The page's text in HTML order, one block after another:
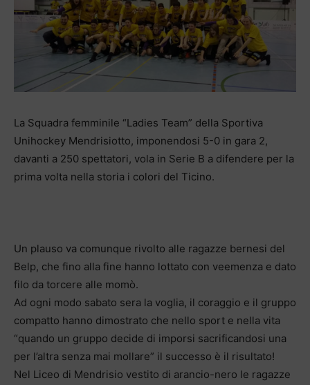
La Squadra femminile “Ladies Team” della Sportiva
Unihockey Mendrisiotto, imponendosi 5-0 in gara 2,
davanti a 250 spettatori, vola in Serie B a difendere per la
prima volta nella storia i colori del Ticino.
Un plauso va comunque rivolto alle ragazze bernesi del
Belp, che fino alla fine hanno lottato con veemenza e dato
filo da torcere alle momò.
Ad ogni modo sabato sera la voglia, il coraggio e il gruppo
compatto hanno dimostrato che nello sport e nella vita
“quando un gruppo decide di imporsi sacrificandosi una
per l’altra senza mai mollare” il successo è il risultato!
Nel Liceo di Mendrisio vestito di arancio-nero le ragazze